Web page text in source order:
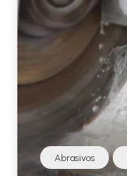
Abrasivos